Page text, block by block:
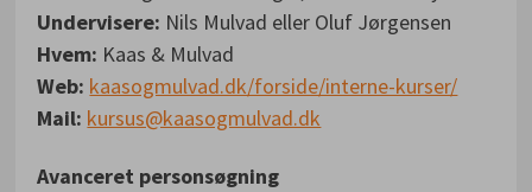
Undervisere: Nils Mulvad eller Oluf Jørgensen
Hvem: Kaas & Mulvad
Web: kaasogmulvad.dk/forside/interne-kurser/
Mail: kursus@kaasogmulvad.dk
Avanceret personsøgning